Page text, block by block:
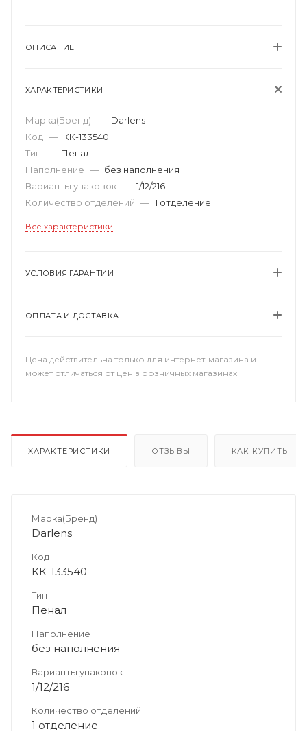
ОПИСАНИЕ
ХАРАКТЕРИСТИКИ
Марка(Бренд) — Darlens
Код — КК-133540
Тип — Пенал
Наполнение — без наполнения
Варианты упаковок — 1/12/216
Количество отделений — 1 отделение
Все характеристики
УСЛОВИЯ ГАРАНТИИ
ОПЛАТА И ДОСТАВКА
Цена действительна только для интернет-магазина и
может отличаться от цен в розничных магазинах
ХАРАКТЕРИСТИКИ ОТЗЫВЫ КАК КУПИТЬ
Марка(Бренд)
Darlens
Код
КК-133540
Тип
Пенал
Наполнение
без наполнения
Варианты упаковок
1/12/216
Количество отделений
1 отделение